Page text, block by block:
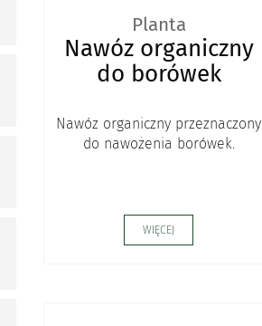
Planta
Nawóz organiczny
do borówek
Nawóz organiczny przeznaczony
do nawożenia borówek.
WIĘCEJ